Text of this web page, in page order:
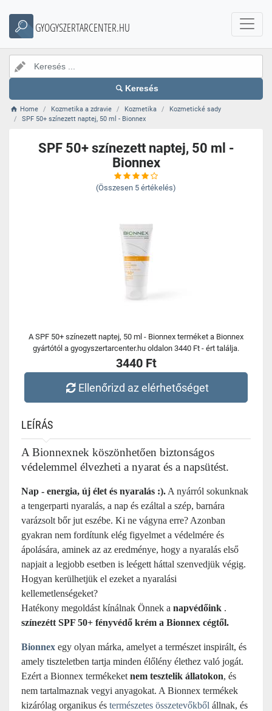
GYOGYSZERTARCENTER.HU
Keresés
Home Kozmetika a zdravie Kozmetika
Kozmetické sady
SPF 50+ színezett naptej, 50 ml - Bionnex
SPF 50+ színezett naptej, 50 ml -
Bionnex
(Összesen 5 értékelés)
A SPF 50+ színezett naptej, 50 ml - Bionnex terméket a Bionnex
gyártótól a gyogyszertarcenter.hu oldalon 3440 Ft - ért találja.
3440 Ft
Ellenőrizd az elérhetőséget
LEÍRÁS
A Bionnexnek köszönhetően biztonságos
védelemmel élvezheti a nyarat és a napsütést.
Nap - energia, új élet és nyaralás :). A nyárról sokunknak
a tengerparti nyaralás, a nap és ezáltal a szép, barnára
varázsolt bőrjut eszébe. Ki ne vágyna erre? Azonban
gyakran nem fordítunk elég figyelmet a védelmére és
ápolására, aminek az az eredménye, hogy a nyaralás első
napjait a legjobb esetben is leégett háttal szenvedjük végig.
Hogyan kerülhetjük el ezeket a nyaralási
kellemetlenségeket?
Hatékony megoldást kínálnak Önnek a napvédőink .
színezétt SPF 50+ fényvédő krém a Bionnex cégtől.
Bionnex egy olyan márka, amelyet a természet inspirált, és
amely tiszteletben tartja minden élőlény élethez való jogát.
Ezért a Bionnex termékeket nem tesztelik állatokon, és
nem tartalmaznak vegyi anyagokat. A Bionnex termékek
kizárólag organikus és természetes összetevőkből állnak, és